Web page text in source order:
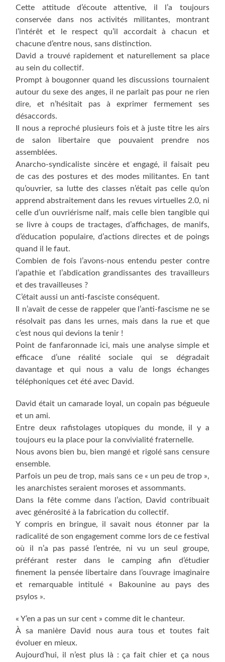
Cette attitude d’écoute attentive, il l’a toujours
conservée dans nos activités militantes, montrant
l’intérêt et le respect qu’il accordait à chacun et
chacune d’entre nous, sans distinction.
David a trouvé rapidement et naturellement sa place
au sein du collectif.
Prompt à bougonner quand les discussions tournaient
autour du sexe des anges, il ne parlait pas pour ne rien
dire, et n’hésitait pas à exprimer fermement ses
désaccords.
Il nous a reproché plusieurs fois et à juste titre les airs
de salon libertaire que pouvaient prendre nos
assemblées.
Anarcho-syndicaliste sincère et engagé, il faisait peu
de cas des postures et des modes militantes. En tant
qu’ouvrier, sa lutte des classes n’était pas celle qu’on
apprend abstraitement dans les revues virtuelles 2.0, ni
celle d’un ouvriérisme naïf, mais celle bien tangible qui
se livre à coups de tractages, d’affichages, de manifs,
d’éducation populaire, d’actions directes et de poings
quand il le faut.
Combien de fois l’avons-nous entendu pester contre
l’apathie et l’abdication grandissantes des travailleurs
et des travailleuses ?
C’était aussi un anti-fasciste conséquent.
Il n’avait de cesse de rappeler que l’anti-fascisme ne se
résolvait pas dans les urnes, mais dans la rue et que
c’est nous qui devions la tenir !
Point de fanfaronnade ici, mais une analyse simple et
efficace d’une réalité sociale qui se dégradait
davantage et qui nous a valu de longs échanges
téléphoniques cet été avec David.
David était un camarade loyal, un copain pas bégueule
et un ami.
Entre deux rafistolages utopiques du monde, il y a
toujours eu la place pour la convivialité fraternelle.
Nous avons bien bu, bien mangé et rigolé sans censure
ensemble.
Parfois un peu de trop, mais sans ce « un peu de trop »,
les anarchistes seraient moroses et assommants.
Dans la fête comme dans l’action, David contribuait
avec générosité à la fabrication du collectif.
Y compris en bringue, il savait nous étonner par la
radicalité de son engagement comme lors de ce festival
où il n’a pas passé l’entrée, ni vu un seul groupe,
préférant rester dans le camping afin d’étudier
finement la pensée libertaire dans l’ouvrage imaginaire
et remarquable intitulé « Bakounine au pays des
psylos ».
« Y’en a pas un sur cent » comme dit le chanteur.
À sa manière David nous aura tous et toutes fait
évoluer en mieux.
Aujourd’hui, il n’est plus là : ça fait chier et ça nous